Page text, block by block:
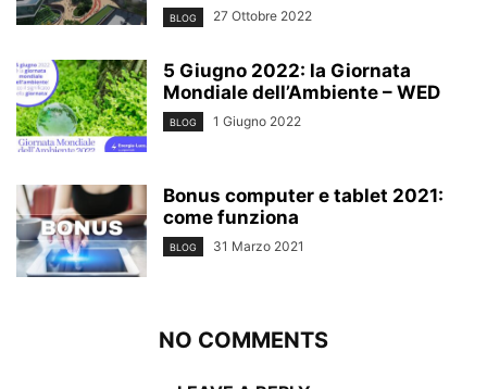
BLOG 27 Ottobre 2022
5 Giugno 2022: la Giornata
Mondiale dell’Ambiente – WED
BLOG 1 Giugno 2022
Bonus computer e tablet 2021:
come funziona
BLOG 31 Marzo 2021
NO COMMENTS